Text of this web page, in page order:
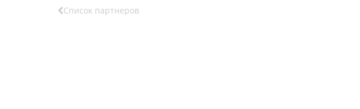
Список партнеров